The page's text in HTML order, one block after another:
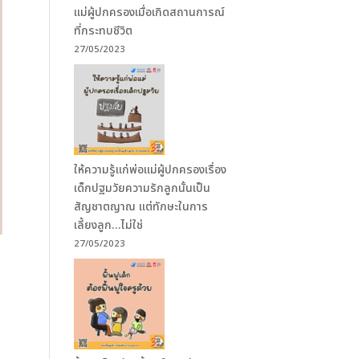
แม่ผู้ปกครองเมื่อเกิดสถานการณ์
ที่กระทบชีวิต
27/05/2023
ให้ความรู้แก่พ่อแม่ผู้ปกครองเรื่อง
เด็กปฐมวัยความรักลูกนั้นเป็น
สัญชาตญาณ แต่ทักษะในการ
เลี้ยงลูก…ไม่ใช่
27/05/2023